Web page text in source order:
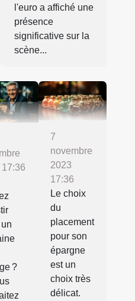
l'euro a affiché une
présence
significative sur la
scène...
?
7
novembre
2023
17:36
Le choix
du
placement
pour son
épargne
est un
choix très
délicat.